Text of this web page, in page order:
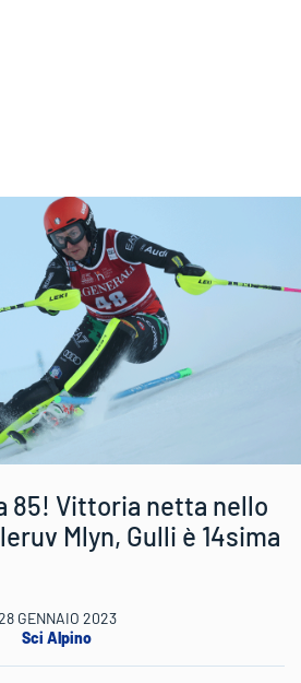
85! Vittoria netta nello
Mlyn, Gulli è 14sima
GENNAIO 2023
Sci Alpino